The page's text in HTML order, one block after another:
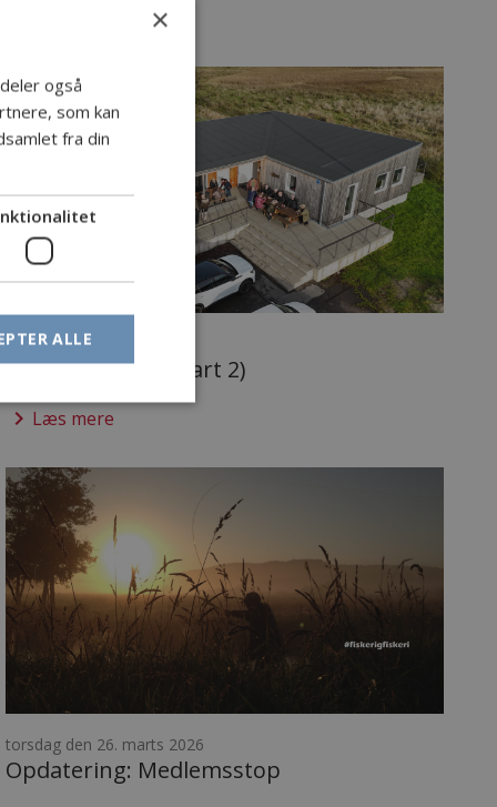
lørdag den 11. april 2026
VSF arbejdsdag (Part 2)
keyboard_arrow_right Læs mere
torsdag den 26. marts 2026
Opdatering: Medlemsstop
×
også
som kan
fra din
ALLE